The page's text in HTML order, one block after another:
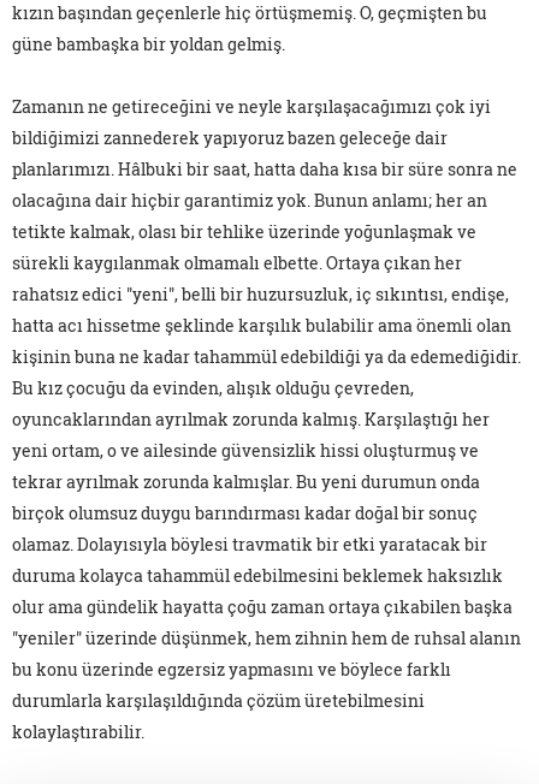
kızın başından geçenlerle hiç örtüşmemiş. O, geçmişten bu
güne bambaşka bir yoldan gelmiş.
Zamanın ne getireceğini ve neyle karşılaşacağımızı çok iyi
bildiğimizi zannederek yapıyoruz bazen geleceğe dair
planlarımızı. Hâlbuki bir saat, hatta daha kısa bir süre sonra ne
olacağına dair hiçbir garantimiz yok. Bunun anlamı; her an
tetikte kalmak, olası bir tehlike üzerinde yoğunlaşmak ve
sürekli kaygılanmak olmamalı elbette. Ortaya çıkan her
rahatsız edici "yeni", belli bir huzursuzluk, iç sıkıntısı, endişe,
hatta acı hissetme şeklinde karşılık bulabilir ama önemli olan
kişinin buna ne kadar tahammül edebildiği ya da edemediğidir.
Bu kız çocuğu da evinden, alışık olduğu çevreden,
oyuncaklarından ayrılmak zorunda kalmış. Karşılaştığı her
yeni ortam, o ve ailesinde güvensizlik hissi oluşturmuş ve
tekrar ayrılmak zorunda kalmışlar. Bu yeni durumun onda
birçok olumsuz duygu barındırması kadar doğal bir sonuç
olamaz. Dolayısıyla böylesi travmatik bir etki yaratacak bir
duruma kolayca tahammül edebilmesini beklemek haksızlık
olur ama gündelik hayatta çoğu zaman ortaya çıkabilen başka
"yeniler" üzerinde düşünmek, hem zihnin hem de ruhsal alanın
bu konu üzerinde egzersiz yapmasını ve böylece farklı
durumlarla karşılaşıldığında çözüm üretebilmesini
kolaylaştırabilir.